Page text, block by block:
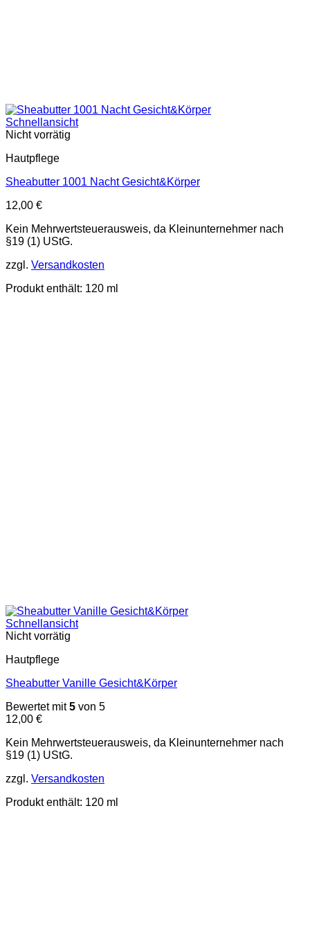
Schnellansicht
Nicht vorrätig
Hautpflege
Sheabutter 1001 Nacht Gesicht&Körper
12,00 €
Kein Mehrwertsteuerausweis, da Kleinunternehmer nach
§19 (1) UStG.
zzgl. Versandkosten
Produkt enthält: 120 ml
Schnellansicht
Nicht vorrätig
Hautpflege
Sheabutter Vanille Gesicht&Körper
Bewertet mit5 von 5
12,00 €
Kein Mehrwertsteuerausweis, da Kleinunternehmer nach
§19 (1) UStG.
zzgl. Versandkosten
Produkt enthält: 120 ml